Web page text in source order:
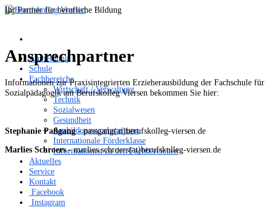
Ihr Partner für berufliche Bildung
Anmeldung
Schule
Fachbereiche
Wirtschaft / Verwaltung
Technik
Sozialwesen
Gesundheit
Ausbildungsvorbereitung
Internationale Förderklasse
Informationen zu den Fachbereichen
Aktuelles
Service
Kontakt
Facebook
Instagram
Ansprechpartner
Informationen zur Praxisintegrierten Erzieherausbildung der Fachschule für
Sozialpädagogik am Berufskolleg Viersen bekommen Sie hier:
Stephanie Paßgang- passgang(at)berufskolleg-viersen.de
Marlies Schroers- marlies.schroers(at)berufskolleg-viersen.de